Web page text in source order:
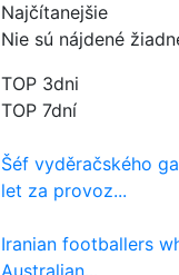
Najčítanejšie
Nie sú nájdené
TOP 3dni
TOP 7dní
Šéf vyděračského
let za provoz...
Iranian footballers
Australian...